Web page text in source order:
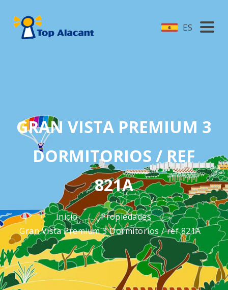
ES
GRAN VISTA PREMIUM 3
DORMITORIOS / REF
821A
Inicio
Propiedades
Gran Vista Premium 3 Dormitorios / ref 821A